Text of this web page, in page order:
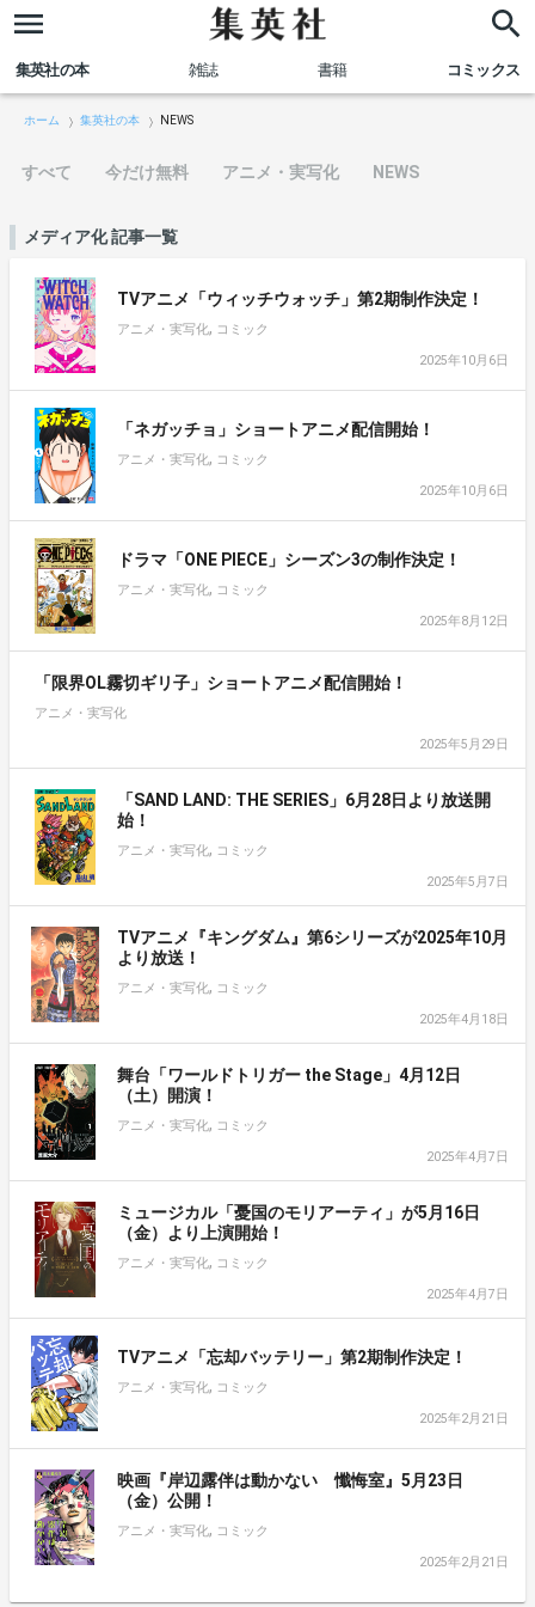
集英社の本 雑誌 書籍 コミックス
ホーム 集英社の本 NEWS
すべて 今だけ無料 アニメ・実写化 NEWS
メディア化 記事一覧
TVアニメ「ウィッチウォッチ」第2期制作決定！
アニメ・実写化, コミック
2025年10月6日
「ネガッチョ」ショートアニメ配信開始！
アニメ・実写化, コミック
2025年10月6日
ドラマ「ONE PIECE」シーズン3の制作決定！
アニメ・実写化, コミック
2025年8月12日
「限界OL霧切ギリ子」ショートアニメ配信開始！
アニメ・実写化
2025年5月29日
「SAND LAND: THE SERIES」6月28日より放送開
始！
アニメ・実写化, コミック
2025年5月7日
TVアニメ『キングダム』第6シリーズが2025年10月
より放送！
アニメ・実写化, コミック
2025年4月18日
舞台「ワールドトリガー the Stage」4月12日
（土）開演！
アニメ・実写化, コミック
2025年4月7日
ミュージカル「憂国のモリアーティ」が5月16日
（金）より上演開始！
アニメ・実写化, コミック
2025年4月7日
TVアニメ「忘却バッテリー」第2期制作決定！
アニメ・実写化, コミック
2025年2月21日
映画『岸辺露伴は動かない 懺悔室』5月23日
（金）公開！
アニメ・実写化, コミック
2025年2月21日